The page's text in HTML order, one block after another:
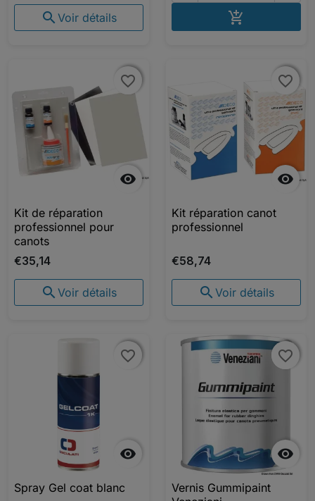
 Voir détails 

favorite_border
favorite_border
Kit de réparation
professionnel pour
canots
€35,14
 Voir détails

favorite_border
favorite_border
Kit réparation canot
professionnel
€58,74
 Voir détails

favorite_border
favorite_border
Spray Gel coat blanc

favorite_border
favorite_border
Vernis Gummipaint